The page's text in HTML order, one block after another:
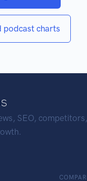
podcast charts
SEO,